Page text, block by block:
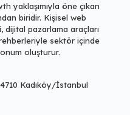
yaklaşımıyla öne çıkan
biridir. Kişisel web
dijital pazarlama araçları
sektör içinde
oluşturur.
Kadıköy/İstanbul